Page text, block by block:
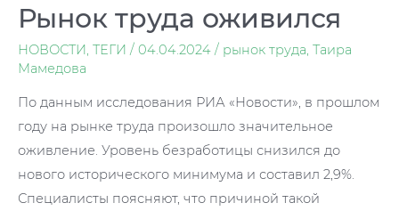
Рынок труда оживился
НОВОСТИ, ТЕГИ / 04.04.2024 / рынок труда, Таира
Мамедова
По данным исследования РИА «Новости», в прошлом
году на рынке труда произошло значительное
оживление. Уровень безработицы снизился до
нового исторического минимума и составил 2,9%.
Специалисты поясняют, что причиной такой